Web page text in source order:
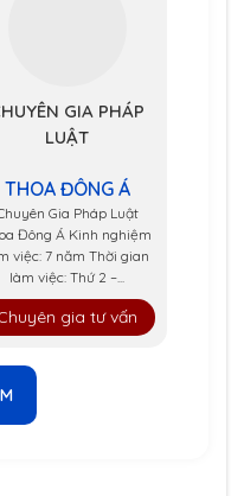
GIA PHÁP
LUẬT
THOA ĐÔNG Á
Gia Pháp Luật
Đông Á Kinh nghiệm
việc: 7 năm Thời gian
làm việc: Thứ 2 –...
gia tư vấn